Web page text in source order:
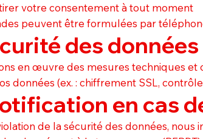
votre consentement à tout moment
peuvent être formulées par
des données
en œuvre des mesures techniques
données (ex. : chiffrement SSL,
en cas
de la sécurité des données,